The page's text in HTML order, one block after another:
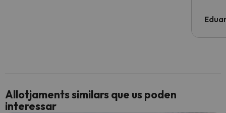
Allotjaments similars que us poden
interessar